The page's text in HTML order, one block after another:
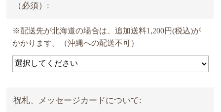
（必須）:
※配送先が北海道の場合は、追加送料1,200円(税込)が
かかります。（沖縄への配送不可）
祝札、メッセージカードについて: